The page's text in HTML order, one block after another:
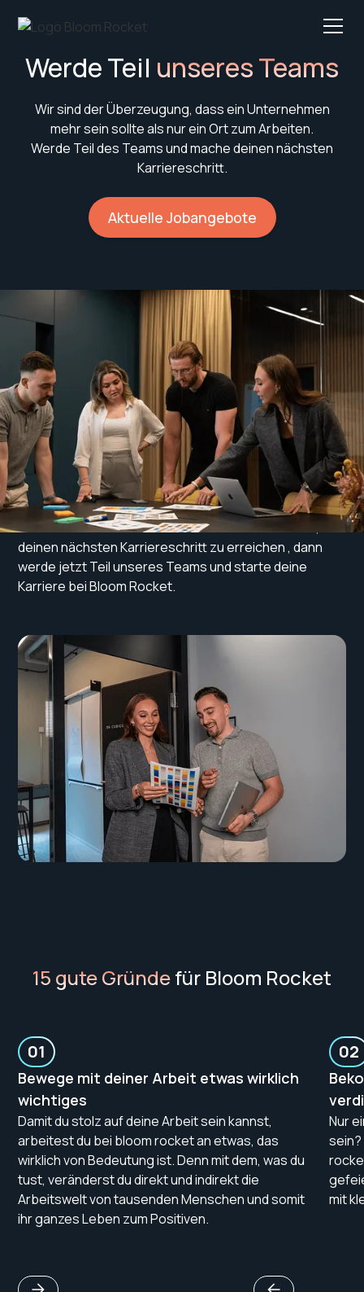
Werde Teil unseres Teams
Wir sind der Überzeugung, dass ein Unternehmen
mehr sein sollte als nur ein Ort zum Arbeiten.
Werde Teil des Teams und mache deinen nächsten
Karriereschritt.
Aktuelle Jobangebote
Über Bloom Rocket
Mit 50+ Kunden im B2B-Tech Bereich ist Bloom Rocket
einer der führenden Wachstumspartner für Tech-
Unternehmen im DACH-Raum.
Mit unserem Hauptstandort in Zürich und zahlreichen
Remote Mitarbeitern sind wir durchgehend auf der
Suche nach neuen Kolleginnen & Kollegen, die uns bei
unserer Mission unterstützen. Wenn du bereit bist,
deinen nächsten Karriereschritt zu erreichen , dann
werde jetzt Teil unseres Teams und starte deine
Karriere bei Bloom Rocket.
15 gute Gründefür Bloom Rocket
01
Bewege mit deiner Arbeit etwas wirklich
wichtiges
Damit du stolz auf deine Arbeit sein kannst,
arbeitest du bei bloom rocket an etwas, das
wirklich von Bedeutung ist. Denn mit dem, was du
tust, veränderst du direkt und indirekt die
Arbeitswelt von tausenden Menschen und somit
ihr ganzes Leben zum Positiven.
02
Nur
mit